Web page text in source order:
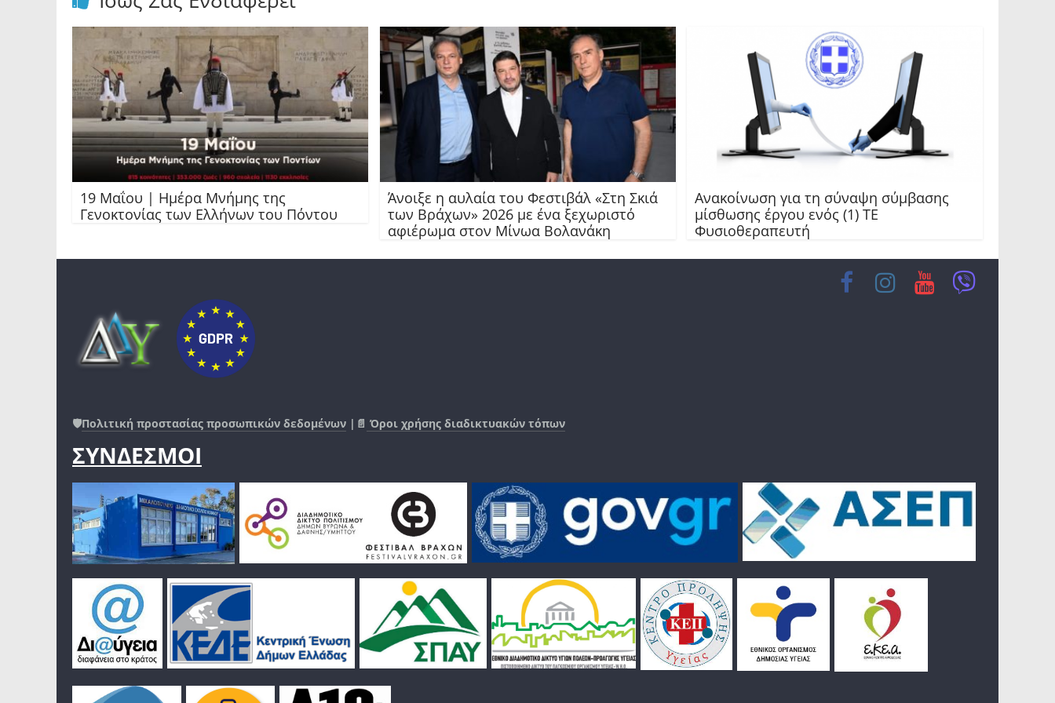
19 Μαΐου | Ημέρα Μνήμης της
Γενοκτονίας των Ελλήνων του Πόντου
Άνοιξε η αυλαία του Φεστιβάλ «Στη Σκιά
των Βράχων» 2026 με ένα ξεχωριστό
αφιέρωμα στον Μίνωα Βολανάκη
Ανακοίνωση για τη σύναψη σύμβασης
μίσθωσης έργου ενός (1) ΤΕ
Φυσιοθεραπευτή
🛡️Πολιτική προστασίας προσωπικών δεδομένων |📄 Όροι χρήσης διαδικτυακών τόπων
ΣΥΝΔΕΣΜΟΙ